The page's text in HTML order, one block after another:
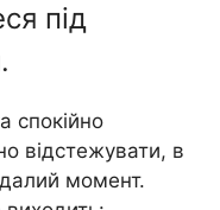
під
спокійно
відстежувати, в
момент.